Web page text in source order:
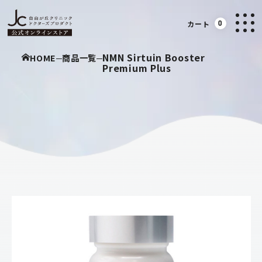
カート 0
HOME 商品一覧 NMN Sirtuin Booster
Premium Plus